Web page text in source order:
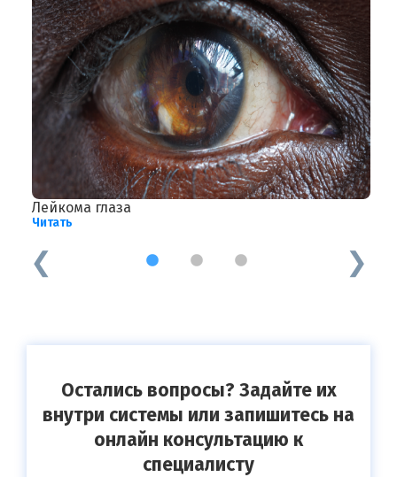
Лейкома глаза
Читать
1 2 3
Остались вопросы? Задайте их
внутри системы или запишитесь на
онлайн консультацию к
специалисту